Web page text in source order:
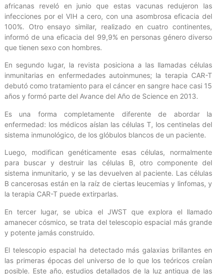
africanas reveló en junio que estas vacunas redujeron las
infecciones por el VIH a cero, con una asombrosa eficacia del
100%. Otro ensayo similar, realizado en cuatro continentes,
informó de una eficacia del 99,9% en personas género diverso
que tienen sexo con hombres.
En segundo lugar, la revista posiciona a las llamadas células
inmunitarias en enfermedades autoinmunes; la terapia CAR-T
debutó como tratamiento para el cáncer en sangre hace casi 15
años y formó parte del Avance del Año de Science en 2013.
Es una forma completamente diferente de abordar la
enfermedad: los médicos aíslan las células T, los centinelas del
sistema inmunológico, de los glóbulos blancos de un paciente.
Luego, modifican genéticamente esas células, normalmente
para buscar y destruir las células B, otro componente del
sistema inmunitario, y se las devuelven al paciente. Las células
B cancerosas están en la raíz de ciertas leucemias y linfomas, y
la terapia CAR-T puede extirparlas.
En tercer lugar, se ubica el JWST que explora el llamado
amanecer cósmico, se trata del telescopio espacial más grande
y potente jamás construido.
El telescopio espacial ha detectado más galaxias brillantes en
las primeras épocas del universo de lo que los teóricos creían
posible. Este año, estudios detallados de la luz antigua de las